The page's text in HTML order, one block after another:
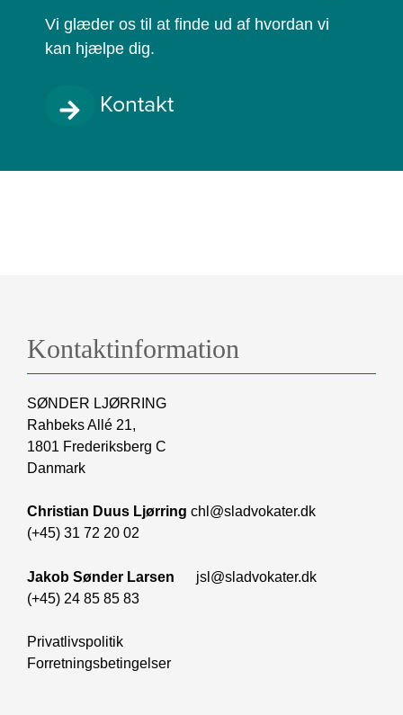
Vi glæder os til at finde ud af hvordan vi
kan hjælpe dig.
Kontakt
Kontaktinformation
SØNDER LJØRRING
Rahbeks Allé 21,
1801 Frederiksberg C
Danmark
Christian Duus Ljørring chl@sladvokater.dk
(+45) 31 72 20 02
Jakob Sønder Larsen
jsl@sladvokater.dk
(+45) 24 85 85 83
Privatlivspolitik
Forretningsbetingelser